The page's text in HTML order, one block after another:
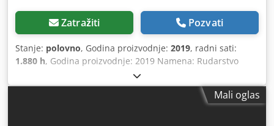
Zatražiti Pozvati
Stanje: polovno, Godina proizvodnje: 2019, radni sati:
1.880 h, Godina proizvodnje: 2019 Namena: Rudarstvo
Prazna masa: 1.510 kg Codpfxsx U U Hzs Aguoha Nosivost:
1.500 kg Dozvoljena ukupna masa: 3.010 kg Dimenzije (D x
Mali oglas